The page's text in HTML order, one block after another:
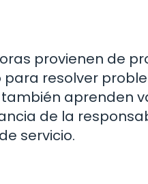
provienen de
resolver
aprenden
de la
servicio.